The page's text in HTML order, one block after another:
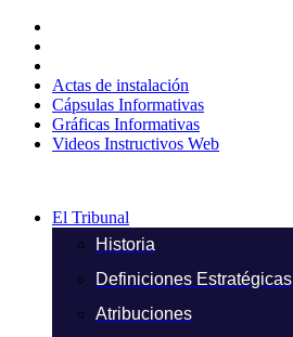
contenido
Actas de instalación
Cápsulas Informativas
Gráficas Informativas
Videos Instructivos Web
El Tribunal
Historia
Definiciones Estratégicas
Atribuciones